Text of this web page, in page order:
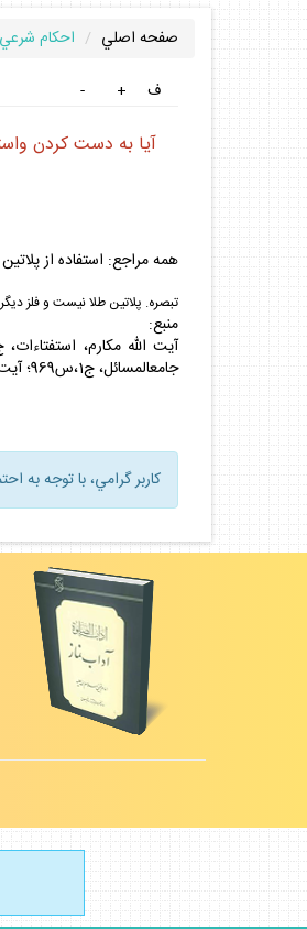
صفحه اصلي احكام شرعي
ف
+
-
آيا به دست كردن
همه مراجع: استفاده از
تبصره. پلاتين طلا نيست و فلز
منبع:
جامع‏المسائل، ج‏1،س‏969؛ آيت اللّه خامنه‏اى، اجوبة الاستفتاءات، س‏443؛ آيت اللّه صافى، جامع‏الاحكام، ج‏2، س‏1739؛ دفتر آيات عظام وحيد، بهجت،نورى.
كاربر گرامي، با توجه به